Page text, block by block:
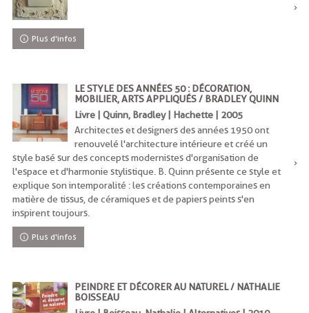
Plus d'infos
LE STYLE DES ANNÉES 50 : DÉCORATION,
MOBILIER, ARTS APPLIQUÉS / BRADLEY QUINN
Livre | Quinn, Bradley | Hachette | 2005
Architectes et designers des années 1950 ont
renouvelé l'architecture intérieure et créé un
style basé sur des concepts modernistes d'organisation de
l'espace et d'harmonie stylistique. B. Quinn présente ce style et
explique son intemporalité : les créations contemporaines en
matière de tissus, de céramiques et de papiers peints s'en
inspirent toujours.
Plus d'infos
PEINDRE ET DÉCORER AU NATUREL / NATHALIE
BOISSEAU